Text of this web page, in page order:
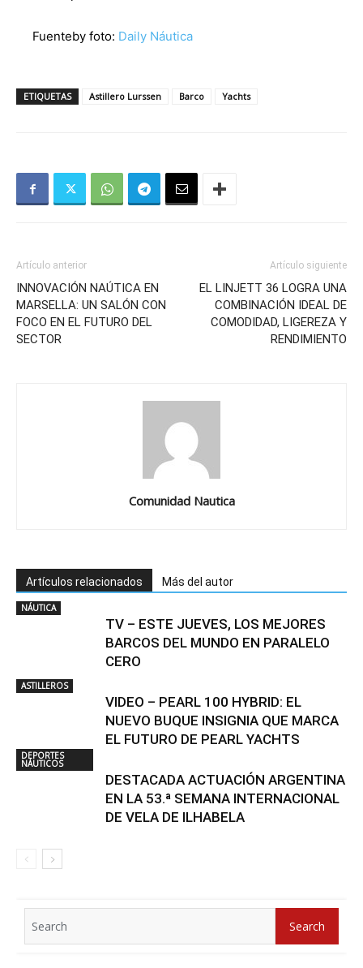
Fuenteby foto: Daily Náutica
ETIQUETAS Astillero Lurssen Barco Yachts
Artículo anterior
INNOVACIÓN NAÚTICA EN
MARSELLA: UN SALÓN CON
FOCO EN EL FUTURO DEL
SECTOR
Artículo siguiente
EL LINJETT 36 LOGRA UNA
COMBINACIÓN IDEAL DE
COMODIDAD, LIGEREZA Y
RENDIMIENTO
Comunidad Nautica
Artículos relacionados Más del autor
NÁUTICA
TV – ESTE JUEVES, LOS MEJORES
BARCOS DEL MUNDO EN PARALELO
CERO
ASTILLEROS
VIDEO – PEARL 100 HYBRID: EL
NUEVO BUQUE INSIGNIA QUE MARCA
EL FUTURO DE PEARL YACHTS
DEPORTES
NÁUTICOS
DESTACADA ACTUACIÓN ARGENTINA
EN LA 53.ª SEMANA INTERNACIONAL
DE VELA DE ILHABELA
for:
Search